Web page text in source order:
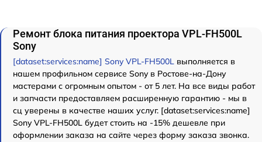
Ремонт блока питания проектора VPL-FH500L
Sony
[dataset:services:name] Sony VPL-FH500L выполняется в
нашем профильном сервисе Sony в Ростове-на-Дону
мастерами с огромным опытом - от 5 лет. На все виды работ
и запчасти предоставляем расширенную гарантию - мы в
сц уверены в качестве наших услуг. [dataset:services:name]
Sony VPL-FH500L будет стоить на -15% дешевле при
оформлении заказа на сайте через форму заказа звонка.